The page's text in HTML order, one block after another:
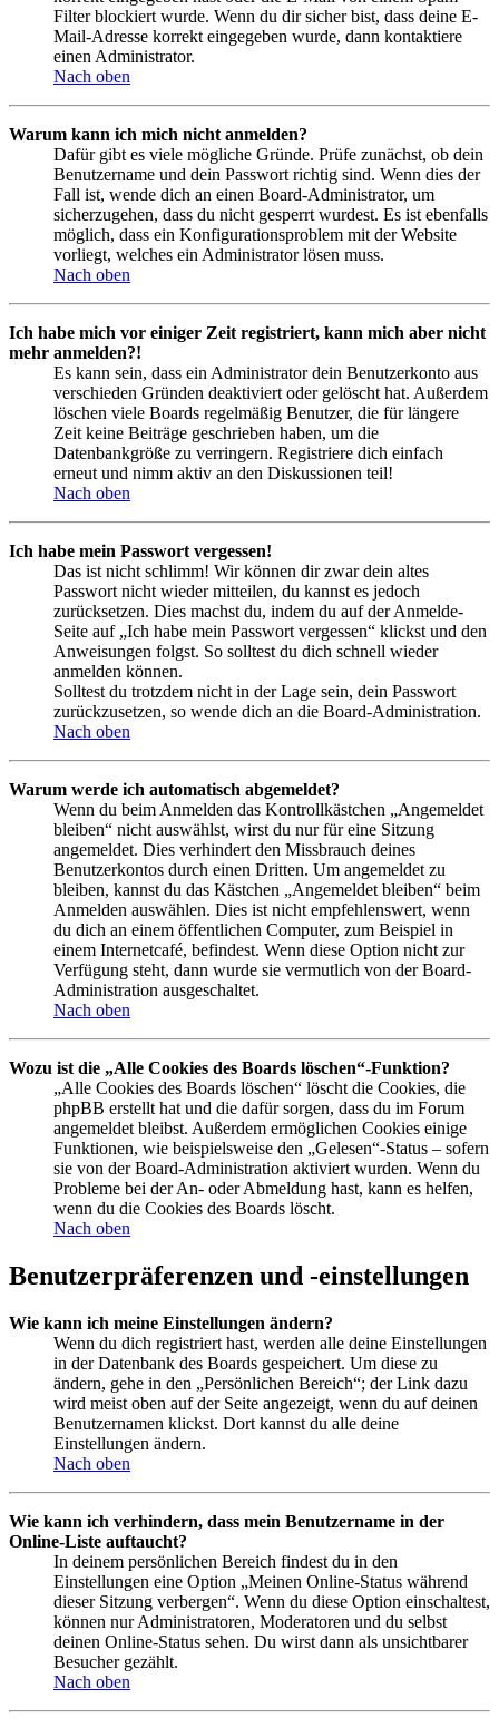
Filter blockiert wurde. Wenn du dir sicher bist, dass deine E-
Mail-Adresse korrekt eingegeben wurde, dann kontaktiere
einen Administrator.
Nach oben
Warum kann ich mich nicht anmelden?
Dafür gibt es viele mögliche Gründe. Prüfe zunächst, ob dein
Benutzername und dein Passwort richtig sind. Wenn dies der
Fall ist, wende dich an einen Board-Administrator, um
sicherzugehen, dass du nicht gesperrt wurdest. Es ist ebenfalls
möglich, dass ein Konfigurationsproblem mit der Website
vorliegt, welches ein Administrator lösen muss.
Nach oben
Ich habe mich vor einiger Zeit registriert, kann mich aber nicht
mehr anmelden?!
Es kann sein, dass ein Administrator dein Benutzerkonto aus
verschieden Gründen deaktiviert oder gelöscht hat. Außerdem
löschen viele Boards regelmäßig Benutzer, die für längere
Zeit keine Beiträge geschrieben haben, um die
Datenbankgröße zu verringern. Registriere dich einfach
erneut und nimm aktiv an den Diskussionen teil!
Nach oben
Ich habe mein Passwort vergessen!
Das ist nicht schlimm! Wir können dir zwar dein altes
Passwort nicht wieder mitteilen, du kannst es jedoch
zurücksetzen. Dies machst du, indem du auf der Anmelde-
Seite auf „Ich habe mein Passwort vergessen“ klickst und den
Anweisungen folgst. So solltest du dich schnell wieder
anmelden können.
Solltest du trotzdem nicht in der Lage sein, dein Passwort
zurückzusetzen, so wende dich an die Board-Administration.
Nach oben
Warum werde ich automatisch abgemeldet?
Wenn du beim Anmelden das Kontrollkästchen „Angemeldet
bleiben“ nicht auswählst, wirst du nur für eine Sitzung
angemeldet. Dies verhindert den Missbrauch deines
Benutzerkontos durch einen Dritten. Um angemeldet zu
bleiben, kannst du das Kästchen „Angemeldet bleiben“ beim
Anmelden auswählen. Dies ist nicht empfehlenswert, wenn
du dich an einem öffentlichen Computer, zum Beispiel in
einem Internetcafé, befindest. Wenn diese Option nicht zur
Verfügung steht, dann wurde sie vermutlich von der Board-
Administration ausgeschaltet.
Nach oben
Wozu ist die „Alle Cookies des Boards löschen“-Funktion?
„Alle Cookies des Boards löschen“ löscht die Cookies, die
phpBB erstellt hat und die dafür sorgen, dass du im Forum
angemeldet bleibst. Außerdem ermöglichen Cookies einige
Funktionen, wie beispielsweise den „Gelesen“-Status – sofern
sie von der Board-Administration aktiviert wurden. Wenn du
Probleme bei der An- oder Abmeldung hast, kann es helfen,
wenn du die Cookies des Boards löscht.
Nach oben
Benutzerpräferenzen und -einstellungen
Wie kann ich meine Einstellungen ändern?
Wenn du dich registriert hast, werden alle deine Einstellungen
in der Datenbank des Boards gespeichert. Um diese zu
ändern, gehe in den „Persönlichen Bereich“; der Link dazu
wird meist oben auf der Seite angezeigt, wenn du auf deinen
Benutzernamen klickst. Dort kannst du alle deine
Einstellungen ändern.
Nach oben
Wie kann ich verhindern, dass mein Benutzername in der
Online-Liste auftaucht?
In deinem persönlichen Bereich findest du in den
Einstellungen eine Option „Meinen Online-Status während
dieser Sitzung verbergen“. Wenn du diese Option einschaltest,
können nur Administratoren, Moderatoren und du selbst
deinen Online-Status sehen. Du wirst dann als unsichtbarer
Besucher gezählt.
Nach oben